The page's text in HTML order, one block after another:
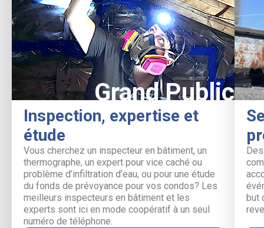
Grand Public
Inspection, expertise et
étude
Vous cherchez un inspecteur en bâtiment, un
thermographe, un expert pour vice caché ou
problème d’infiltration d’eau, ou pour une étude
du fonds de prévoyance pour vos condos? Les
meilleurs inspecteurs en bâtiment et les
experts sont ici en mode coopératif à un seul
numéro de téléphone.
but